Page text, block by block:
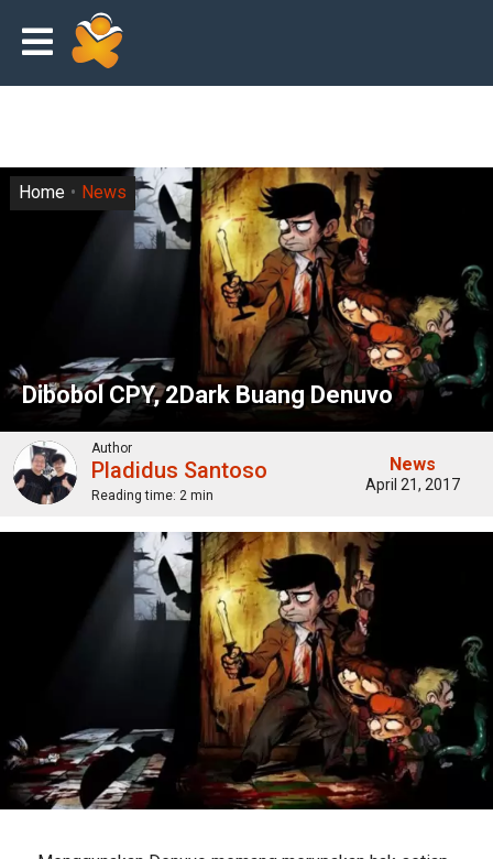
Dibobol CPY, 2Dark Buang Denuvo
Home News
Author
Pladidus Santoso
Reading time: 2 min
News
April 21, 2017